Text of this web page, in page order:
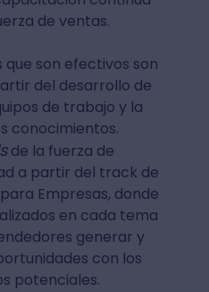
de ventas.
que son efectivos son
del desarrollo de
de trabajo y la
conocimientos.
de la fuerza de
a partir del track de
Empresas, donde
en cada tema
generar y
con los
potenciales.